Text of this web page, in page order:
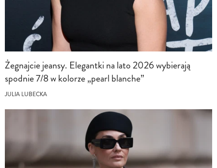
Żegnajcie jeansy. Elegantki na lato 2026 wybierają
spodnie 7/8 w kolorze „pearl blanche”
JULIA LUBECKA